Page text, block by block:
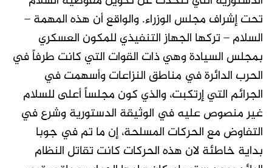
تحت إشراف مجلس الوزراء. والواقع أن هذه المهمة –
السلام – تركها الجهاز التنفيذي للمكون العسكري
بمجلس السيادة وهي ذات القوات التي كانت طرفاً في
الحرب الدائرة في مناطق النزاعات وأسهمت في
الجرائم التي إرتكبت، والذي كون مجلساً أعلى للسلام
غير منصوص عليه في الوثيقة الدستورية وشرع في
التفاوض مع الحركات المسلحة، إن ما تم في جوبا
بداية خاطئة لان هذه الحركات كانت تقاتل النظام